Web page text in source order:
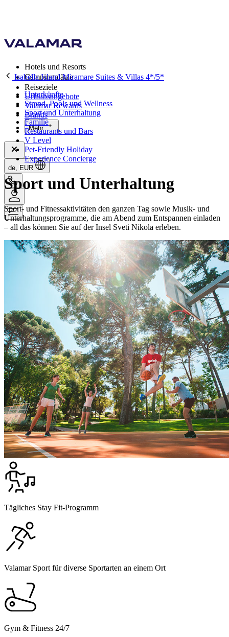
Hotels und Resorts
Campingplätze
Reiseziele
Urlaubsangebote
Valamar Rewards
Brands
Mehr
de, EUR
Isabella Island Miramare Suites & Villas 4*/5*
Unterkünfte
Strand, Pools und Wellness
Sport und Unterhaltung
Familie
Restaurants und Bars
V Level
Pet-Friendly Holiday
Experience Concierge
Sport und Unterhaltung
Sport- und Fitnessaktivitäten den ganzen Tag sowie Musik- und
Unterhaltungsprogramme, die am Abend zum Entspannen einladen
– all das können Sie auf der Insel Sveti Nikola erleben.
Tägliches Stay Fit-Programm
Valamar Sport für diverse Sportarten an einem Ort
Gym & Fitness 24/7